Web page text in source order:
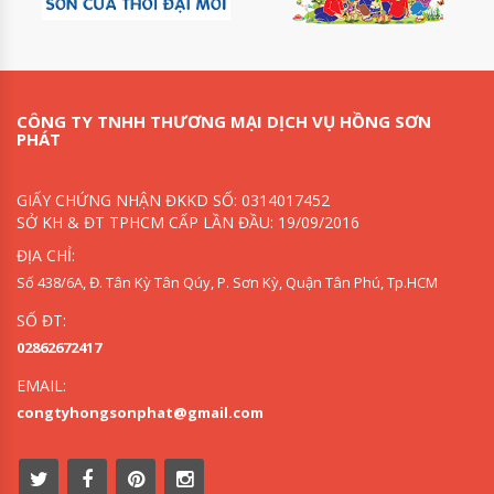
CÔNG TY TNHH THƯƠNG MẠI DỊCH VỤ HỒNG SƠN
PHÁT
GIẤY CHỨNG NHẬN ĐKKD SỐ: 0314017452
SỞ KH & ĐT TPHCM CẤP LẦN ĐẦU: 19/09/2016
ĐỊA CHỈ:
Số 438/6A, Đ. Tân Kỳ Tân Qúy, P. Sơn Kỳ, Quận Tân Phú, Tp.HCM
SỐ ĐT:
02862672417
EMAIL:
congtyhongsonphat@gmail.com